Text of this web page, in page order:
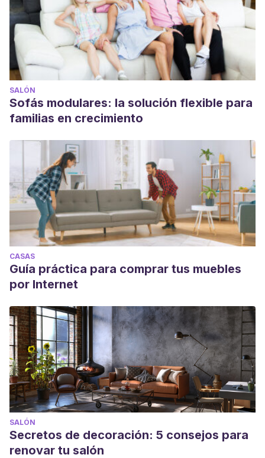
SALÓN
Sofás modulares: la solución flexible para
familias en crecimiento
CASAS
Guía práctica para comprar tus muebles
por Internet
SALÓN
Secretos de decoración: 5 consejos para
renovar tu salón